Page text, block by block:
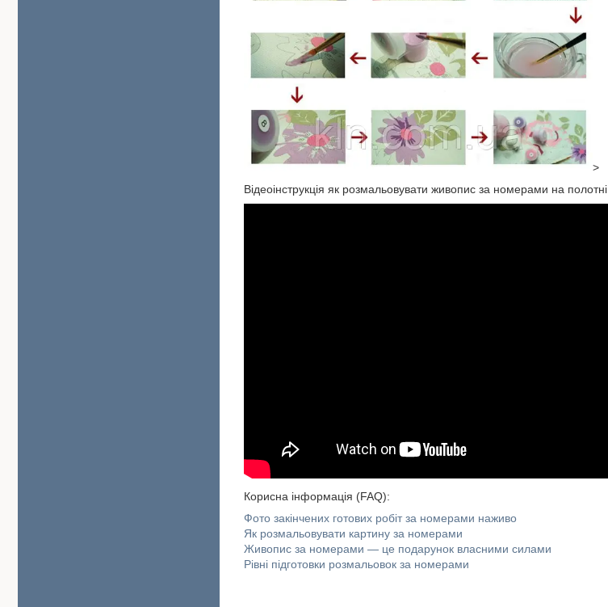
>
Відеоінструкція як розмальовувати живопис за номерами на полотні
Корисна інформація (FAQ):
Фото закінчених готових робіт за номерами наживо
Як розмальовувати картину за номерами
Живопис за номерами — це подарунок власними силами
Рівні підготовки розмальовок за номерами